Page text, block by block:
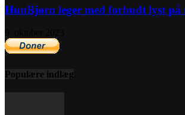
HunBjørn leger med forbudt lyst på
Populære indlæg